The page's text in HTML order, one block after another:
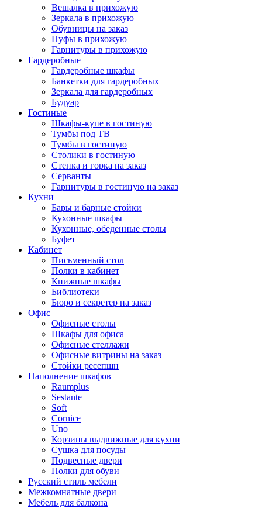
Вешалка в прихожую
Зеркала в прихожую
Обувницы на заказ
Пуфы в прихожую
Гарнитуры в прихожую
Гардеробные
Гардеробные шкафы
Банкетки для гардеробных
Зеркала для гардеробных
Будуар
Гостиные
Шкафы-купе в гостиную
Тумбы под ТВ
Тумбы в гостиную
Столики в гостиную
Стенка и горка на заказ
Серванты
Гарнитуры в гостиную на заказ
Кухни
Бары и барные стойки
Кухонные шкафы
Кухонные, обеденные столы
Буфет
Кабинет
Письменный стол
Полки в кабинет
Книжные шкафы
Библиотеки
Бюро и секретер на заказ
Офис
Офисные столы
Шкафы для офиса
Офисные стеллажи
Офисные витрины на заказ
Стойки ресепшн
Наполнение шкафов
Raumplus
Sestante
Soft
Cornice
Uno
Корзины выдвижные для кухни
Сушка для посуды
Подвесные двери
Полки для обуви
Русский стиль мебели
Межкомнатные двери
Мебель для балкона